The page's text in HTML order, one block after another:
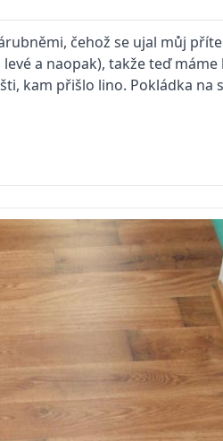
čehož se ujal můj
a naopak), takže teď
kam přišlo lino. Pokládka